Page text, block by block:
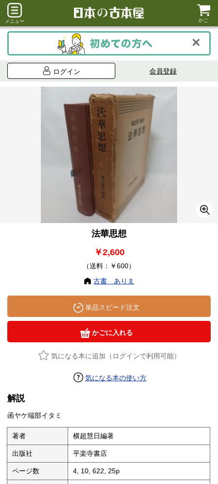
メニュー かご
ログイン 会員登録
法華思想
￥2,600
（送料：￥600）
古書 ありま
単品スピード注文
かごに入れる
気になる本に追加（ログインで利用可能）
気になる本の使い方
解説
函ヤケ端部イタミ
著者 横超慧日編著
出版社 平楽寺書店
ページ数 4, 10, 622, 25p